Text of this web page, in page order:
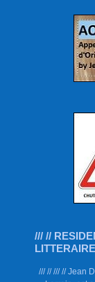
/// //
/// // /// // Jean